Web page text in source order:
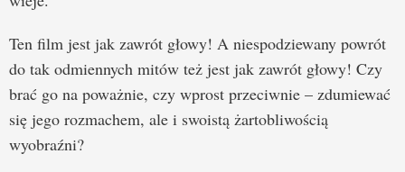
Ten film jest jak zawrót głowy! A niespodziewany powrót
do tak odmiennych mitów też jest jak zawrót głowy! Czy
brać go na poważnie, czy wprost przeciwnie – zdumiewać
się jego rozmachem, ale i swoistą żartobliwością
wyobraźni?